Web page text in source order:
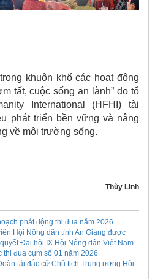
khuôn khổ các hoạt động
tất, cuộc sống an lành” do tổ
International (HFHI) tài
phát triển bền vững và nâng
về môi trường sống.
Thùy Linh
phát động thi đua năm 2026
Hội Nông dân tỉnh An Giang được
Đại hội IX Hội Nông dân Việt Nam
đua cụm số 01 năm 2026
tái đắc cử Chủ tịch Trung ương Hội